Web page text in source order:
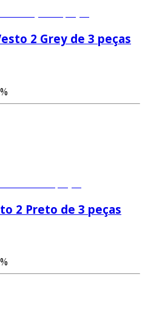
2 Grey de 3 peças
%
2 Preto de 3 peças
%